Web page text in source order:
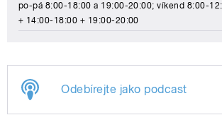
po-pá 8:00-18:00 a 19:00-20:00; víkend 8:00-
+ 14:00-18:00 + 19:00-20:00
Odebírejte jako podcast